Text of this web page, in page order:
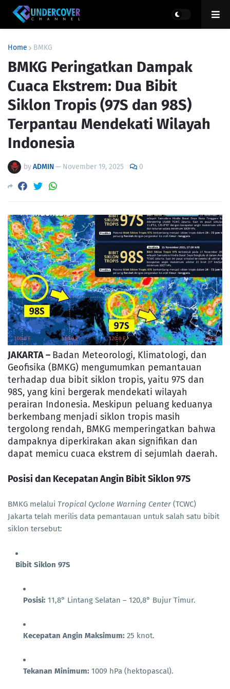
Home BMKG
BMKG Peringatkan Dampak
Cuaca Ekstrem: Dua Bibit
Siklon Tropis (97S dan 98S)
Terpantau Mendekati Wilayah
Indonesia
byADMIN— November 19, 2025 0
JAKARTA– Badan Meteorologi, Klimatologi, dan
Geofisika (BMKG) mengumumkan pemantauan
terhadap dua bibit siklon tropis, yaitu 97S dan
98S, yang kini bergerak mendekati wilayah
perairan Indonesia. Meskipun peluang keduanya
berkembang menjadi siklon tropis masih
tergolong rendah, BMKG memperingatkan bahwa
dampaknya diperkirakan akan signifikan dan
dapat memicu cuaca ekstrem di sejumlah daerah.
Posisi dan Kecepatan Angin Bibit Siklon 97S
BMKG melalui Tropical Cyclone Warning Center (TCWC)
Jakarta telah merilis data pemantauan untuk salah satu bibit
siklon tersebut:
Bibit Siklon 97S
Posisi: 11,8° Lintang Selatan – 120,8° Bujur Timur.
Kecepatan Angin Maksimum: 25 knot.
Tekanan Minimum: 1009 hPa (hektopascal).